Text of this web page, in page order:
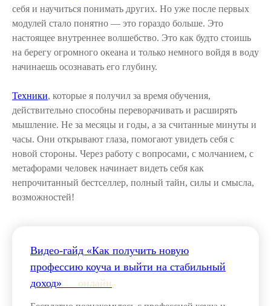
себя и научиться понимать других. Но уже после первых
модулей стало понятно — это гораздо больше. Это
настоящее внутреннее волшебство. Это как будто стоишь
на берегу огромного океана и только немного войдя в воду
начинаешь осознавать его глубину.
Техники, которые я получил за время обучения,
действительно способны переворачивать и расширять
мышление. Не за месяцы и годы, а за считанные минуты и
часы. Они открывают глаза, помогают увидеть себя с
новой стороны. Через работу с вопросами, с молчанием, с
метафорами человек начинает видеть себя как
непрочитанный бестселлер, полный тайн, силы и смысла,
возможностей!
Видео-гайд «Как получить новую
профессию коуча и выйти на стабильный
доход»___ онлайн